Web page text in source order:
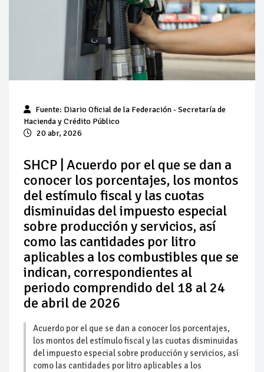
"procesadoras" ilegales
Pacto dispara 83% ventas diésel Pemex
Incertidumbre regulatoria pone a prueba las inversiones de
las Estaciones de Servicio familiares
espera estabilización del mercado
Baja 5% más el precio internacional del crudo por posible
Petróleo continúa su descenso en el mercado internacional
Fuente: Diario Oficial de la Federación - Secretaría de
Hacienda y Crédito Público
20 abr, 2026
SHCP | Acuerdo por el que se dan a
conocer los porcentajes, los montos
del estímulo fiscal y las cuotas
disminuidas del impuesto especial
sobre producción y servicios, así
como las cantidades por litro
aplicables a los combustibles que se
indican, correspondientes al
periodo comprendido del 18 al 24
de abril de 2026
Acuerdo por el que se dan a conocer los porcentajes,
los montos del estímulo fiscal y las cuotas disminuidas
del impuesto especial sobre producción y servicios, así
como las cantidades por litro aplicables a los